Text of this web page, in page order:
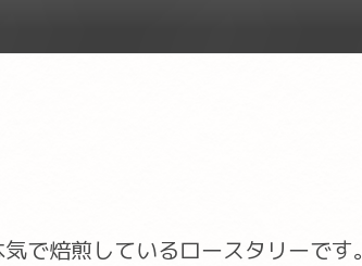
で焙煎しているロースタリーです。